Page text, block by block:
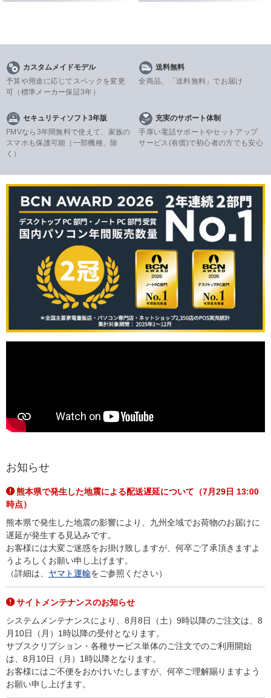
カスタムメイドモデル
予算や用途に応じてスペックを変更
可 （標準メーカー保証3年）
送料無料
全商品、「送料無料」でお届け
セキュリティソフト3年版
FMVなら3年間無料で使えて、家族の
スマホも保護可能（一部機種、除
く）
充実のサポート体制
手厚い電話サポートやセットアップ
サービス(有償)で初心者の方でも安心
お知らせ
熊本県で発生した地震による配送遅延について（7月29日 13:00
時点）
熊本県で発生した地震の影響により、九州全域でお荷物のお届けに
遅延が発生する見込みです。
お客様には大変ご迷惑をお掛け致しますが、何卒ご了承頂きますよ
うよろしくお願い申し上げます。
（詳細は、 ヤマト運輸をご参照ください）
サイトメンテナンスのお知らせ
システムメンテナンスにより、8月8日（土）9時以降のご注文は、8
月10日（月）1時以降の受付となります。
サブスクリプション・各種サービス単体のご注文でのご利用開始
は、8月10日（月）1時以降となります。
お客様にはご不便をおかけいたしますが、何卒ご理解賜りますよう
お願い申し上げます。